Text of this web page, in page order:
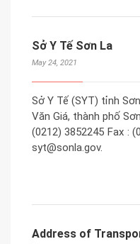
Sở Y Tế Sơn La
May 24, 2021
Sở Y Tế (SYT) tỉnh
Văn Giá, thành phố
(0212) 3852245 Fax :
syt@sonla.gov.
Address of